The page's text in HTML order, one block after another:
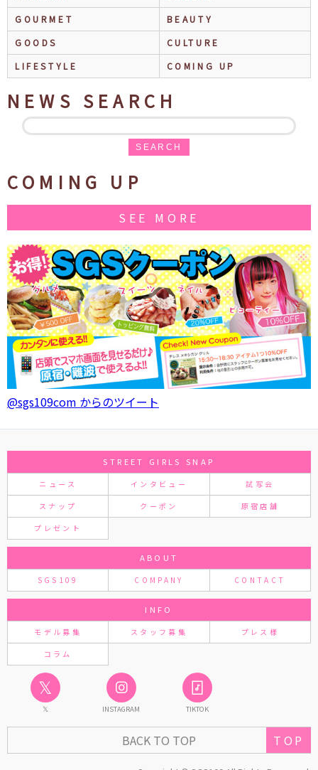
GOURMET
BEAUTY
GOODS
CULTURE
LIFESTYLE
COMING UP
NEWS SEARCH
SEARCH
COMING UP
SEE MORE
@sgs109com からのツイート
STREET GIRLS SNAP
ニュース インタビュー 試写会
スナップ クーポン 原宿店舗
プレゼント
ABOUT
SGS109 COMPANY CONTACT
INFO
モデル募集 スタッフ募集 プレス様
コラム
𝕏
𝕏 INSTAGRAM TIKTOK
BACK TO TOP TOP